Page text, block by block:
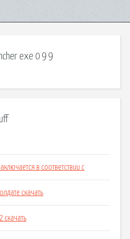
exe 0 9 9
в соответствии с
скачать
скачать